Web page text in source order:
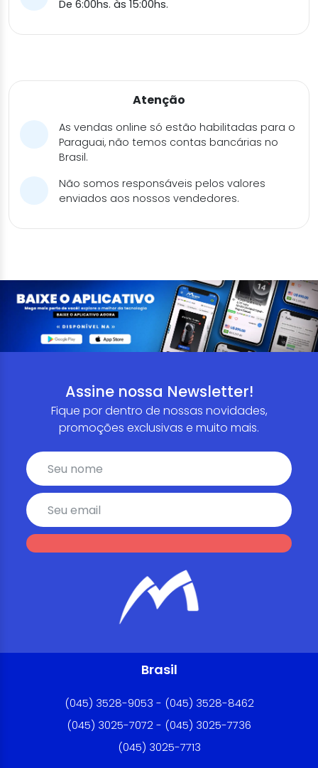
De 6:00hs. às 15:00hs.
Atenção
As vendas online só estão habilitadas para o
Paraguai, não temos contas bancárias no
Brasil.
Não somos responsáveis pelos valores
enviados aos nossos vendedores.
Assine nossa Newsletter!
Fique por dentro de nossas novidades,
promoções exclusivas e muito mais.
Brasil
(045) 3528-9053 - (045) 3528-8462
(045) 3025-7072 - (045) 3025-7736
(045) 3025-7713